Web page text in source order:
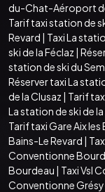
du-Chat-Aéroport
Tarif taxi station de
Revard | Taxi La
ski de la Féclaz |
station de ski du
Réserver taxi La
de la Clusaz | Tarif
La station de ski de
Tarif taxi Gare Aix les
Bains-Le Revard |
Conventionne
Bourdeau | Taxi Vsl
Conventionne